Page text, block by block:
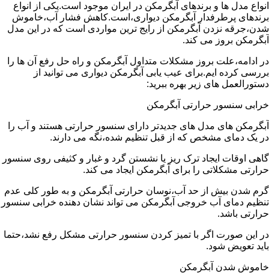
انواع مدل ها و برندهای آبگرمکن در ایران موجود است.یکی از انواع
برندهای پرطرفدار آبگرمکن دیواری،است.کاهش فشار آب،خاموش
شدن،جرقه نزدن آبگرمکن از رایج ترین مواردی است که در این مدل
آبگرمکن بروز می کند.
در ادامه،علت بروز مشکلات متداول آبگرمکن و راه حل رفع آن ها را
بررسی کرده ایم.برای عیب یابی آبگرمکن دیواری می توانید از
دستورالعمل های زیر بهره ببرید:
خرابی سنسور حرارتی آبگرمکن
آبگرمکن های مدل های جدیدتر دارای سنسور حرارتی هستند و آب را
در یک دمای مشخص که از قبل تنظیم شده،نگه می دارند.
گاهی اوقات ایجاد ترک ریز یا نشستن گرد و غبار و کثیفی روی سنسور
حرارتی مشکلاتی را برای آبگرمکن ایجاد می کند.
گرم شدن بیش از حد آب،نوسان حرارتی آبگرمکن و به طور کلی عدم
تنظیم دمای آب خروجی آبگرمکن می تواند نشان دهنده خرابی سنسور
حرارتی باشد.
در این صورت اگر با تمیز کردن سنسور حرارتی مشکل رفع نشد،حتما
باید تعویض شود.
خاموش شدن آبگرمکن